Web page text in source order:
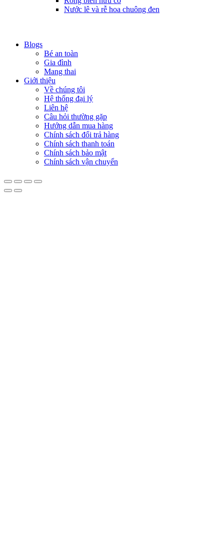
Nước lê và rễ hoa chuông đen
Blogs
Bé an toàn
Gia đình
Mang thai
Giới thiệu
Về chúng tôi
Hệ thống đại lý
Liên hệ
Câu hỏi thường gặp
Hướng dẫn mua hàng
Chính sách đổi trả hàng
Chính sách thanh toán
Chính sách bảo mật
Chính sách vận chuyển